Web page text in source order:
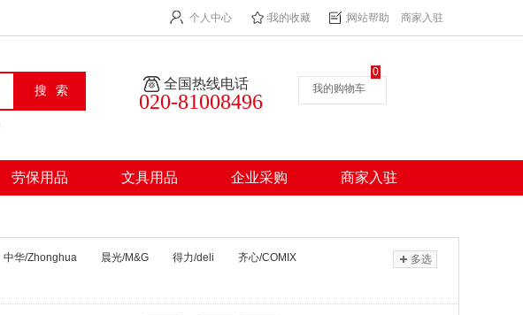
个人中心 我的收藏 网站帮助 商家入驻
全国热线电话
020-81008496
我的购物车
0
劳保用品 文具用品 企业采购 商家入驻
中华/Zhonghua 晨光/M&G 得力/deli 齐心/COMIX 多选